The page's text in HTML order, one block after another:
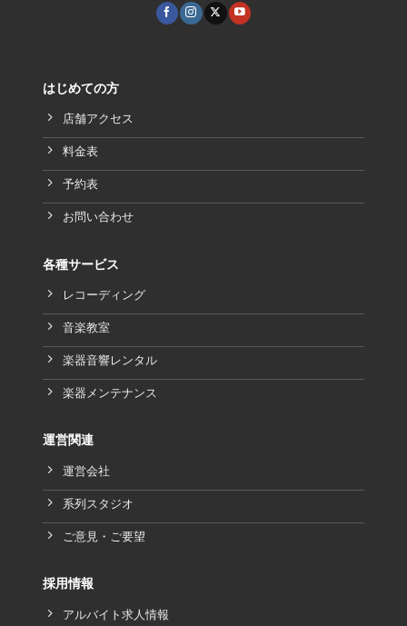
はじめての方
店舗アクセス
料金表
予約表
お問い合わせ
各種サービス
レコーディング
音楽教室
楽器音響レンタル
楽器メンテナンス
運営関連
運営会社
系列スタジオ
ご意見・ご要望
採用情報
アルバイト求人情報